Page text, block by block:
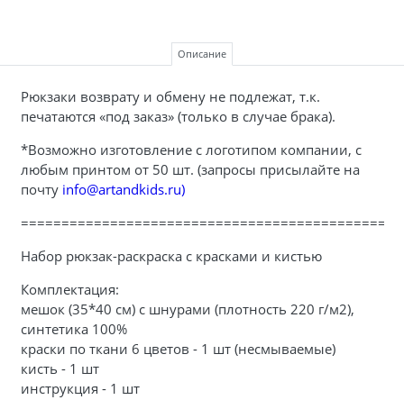
Описание
Рюкзаки возврату и обмену не подлежат, т.к.
печатаются «под заказ» (только в случае брака).
*Возможно изготовление с логотипом компании, с
любым принтом от 50 шт. (запросы присылайте на
почту info@artandkids.ru)
===============================================
Набор рюкзак-раскраска с красками и кистью
Комплектация:
мешок (35*40 см) с шнурами (плотность 220 г/м2),
синтетика 100%
краски по ткани 6 цветов - 1 шт (несмываемые)
кисть - 1 шт
инструкция - 1 шт